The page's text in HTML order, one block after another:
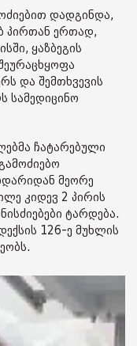
დადგინდა,
პირთან ერთად,
ყაზბეგის
და შემთხვევის
სამედიცინო
ჩატარებული
მეორე
კიდევ 2 პირის
ტარდება.
126-ე მუხლის